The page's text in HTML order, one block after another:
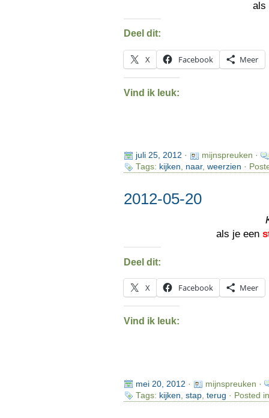
als
Deel dit:
X Facebook Meer
Vind ik leuk:
juli 25, 2012 ·
mijnspreuken ·
Tags: kijken, naar, weerzien ·
2012-05-20
als je een
Deel dit:
X Facebook Meer
Vind ik leuk:
mei 20, 2012 ·
mijnspreuken ·
Tags: kijken stap, terug · Posted